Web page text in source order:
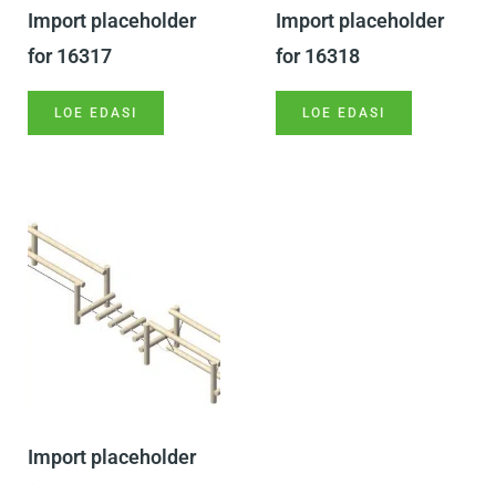
Import placeholder
for 16317
LOE EDASI
Import placeholder
for 16318
LOE EDASI
Import placeholder